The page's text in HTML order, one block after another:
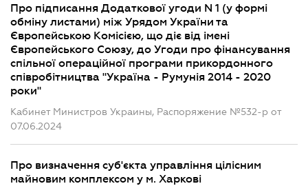
Про підписання Додаткової угоди N 1 (у формі
обміну листами) між Урядом України та
Європейською Комісією, що діє від імені
Європейського Союзу, до Угоди про фінансування
спільної операційної програми прикордонного
співробітництва "Україна - Румунія 2014 - 2020
роки"
Кабинет Министров Украины, Распоряжение №532-р от
07.06.2024
Про визначення суб'єкта управління цілісним
майновим комплексом у м. Харкові